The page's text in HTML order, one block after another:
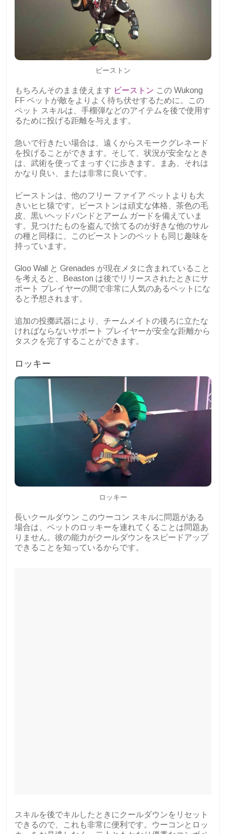
ビーストン
もちろんそのまま使えます ビーストン この Wukong
FF ペットが敵をよりよく待ち伏せするために。この
ペット スキルは、手榴弾などのアイテムを後で使用す
るために投げる距離を与えます。
急いで行きたい場合は、遠くからスモークグレネード
を投げることができます。そして、状況が安全なとき
は、武術を使ってまっすぐに歩きます。まあ、それは
かなり良い、または非常に良いです。
ビーストンは、他のフリー ファイア ペットよりも大
きいヒヒ猿です。ビーストンは頑丈な体格、茶色の毛
皮、黒いヘッドバンドとアーム ガードを備えていま
す。見つけたものを盗んで捨てるのが好きな他のサル
の種と同様に、このビーストンのペットも同じ趣味を
持っています。
Gloo Wall と Grenades が現在メタに含まれていること
を考えると、Beaston は後でリリースされたときにサ
ポート プレイヤーの間で非常に人気のあるペットにな
ると予想されます。
追加の投擲武器により、チームメイトの後ろに立たな
ければならないサポート プレイヤーが安全な距離から
タスクを完了することができます。
ロッキー
ロッキー
長いクールダウン このウーコン スキルに問題がある
場合は、ペットのロッキーを連れてくることは問題あ
りません。彼の能力がクールダウンをスピードアップ
できることを知っているからです。
スキルを後でキルしたときにクールダウンをリセット
できるので、これも非常に便利です。ウーコンとロッ